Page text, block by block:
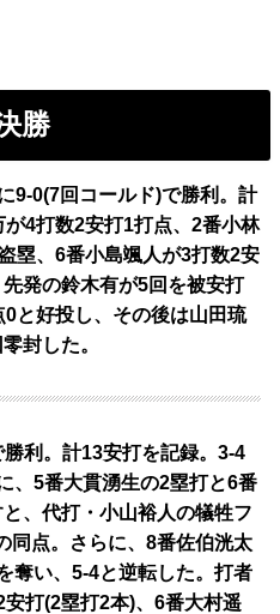
勝
9-0(7回コールド)で勝利。計
4打数2安打1打点、2番小林
塁、6番小島颯人が3打数2安
発の鈴木有が5回を被安打
と好投し、その後は山田琉
封した。
利。計13安打を記録。3-4
、5番大貫湧生の2塁打と6番
、代打・小山裕人の犠牲フ
同点。さらに、8番佐伯洸太
奪い、5-4と逆転した。打者
打(2塁打2本)、6番大村遥